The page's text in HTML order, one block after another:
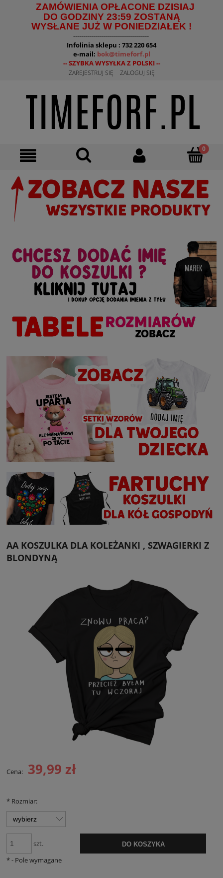
ZAMÓWIENIA OPŁACONE DZISIAJ
DO GODZINY 23:59 ZOSTANĄ
WYSŁANE JUŻ W PONIEDZIAŁEK !
--------------------------------------
Infolinia sklepu : 732 220 654
e-mail: bok@timeforf.pl
-- SZYBKA WYSYŁKA Z POLSKI --
ZAREJESTRUJ SIĘ ZALOGUJ SIĘ
AA KOSZULKA DLA KOLEŻANKI , SZWAGIERKI Z
BLONDYNĄ
Cena: 39,99 zł
* Rozmiar:
szt. DO KOSZYKA
*- Pole wymagane